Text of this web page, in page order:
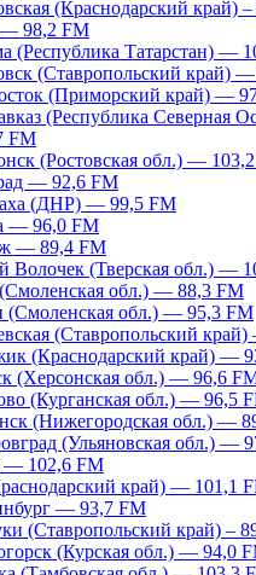
(Краснодарский край)
98,2 FM
(Республика Татарстан) —
(Ставропольский край)
(Приморский край) —
(Республика Северная
FM
(Ростовская обл.) —
— 92,6 FM
(ДНР) — 99,5 FM
— 96,0 FM
— 89,4 FM
(Тверская обл.) —
обл.) — 88,3 FM
(Смоленская обл.) — 95,3 FM
(Ставропольский
(Краснодарский край) —
(Херсонская обл.) — 96,6
(Курганская обл.) — 96,5
(Нижегородская обл.) —
(Ульяновская обл.) —
— 102,6 FM
край) — 101,1
— 93,7 FM
(Ставропольский край) –
(Курская обл.) — 94,0